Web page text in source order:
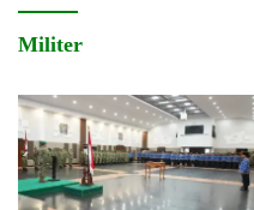
Militer